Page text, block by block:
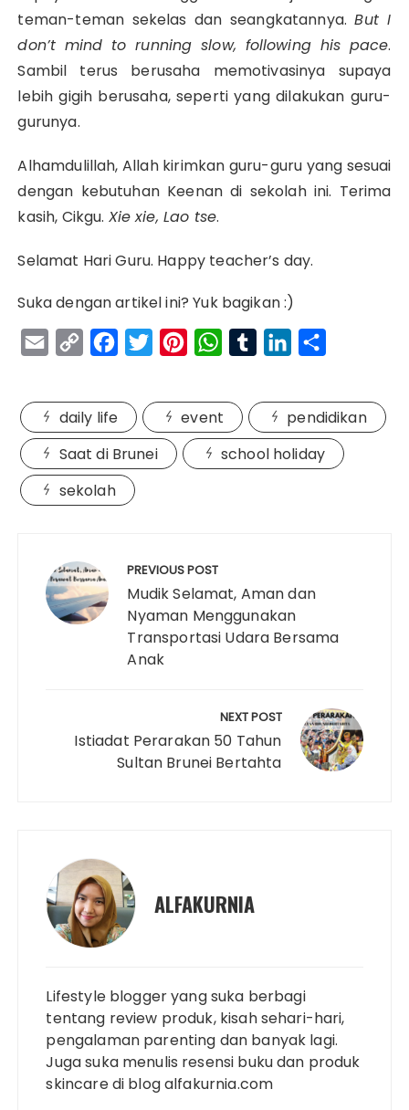
teman-teman sekelas dan seangkatannya.But I
don’t mind to running slow, following his pace.
Sambil terus berusaha memotivasinya supaya
lebih gigih berusaha, seperti yang dilakukan guru-
gurunya.
Alhamdulillah, Allah kirimkan guru-guru yang sesuai
dengan kebutuhan Keenan di sekolah ini. Terima
kasih, Cikgu. Xie xie, Lao tse.
Selamat Hari Guru. Happy teacher’s day.
Suka dengan artikel ini? Yuk bagikan :)
a
i
l
C
p
y
L
i
n
c
b
o
o
i
t
n
t
t
a
t
s
m
l
n
k
e
a
r
daily life event
pendidikan
Saat di Brunei
school holiday
sekolah
pos PREVIOUS POST
Mudik Selamat, Aman dan
Nyaman Menggunakan
Transportasi Udara Bersama
Anak
NEXT POST
Istiadat Perarakan 50 Tahun
Sultan Brunei Bertahta
ALFAKURNIA
Lifestyle blogger yang suka berbagi
tentang review produk, kisah sehari-hari,
pengalaman parenting dan banyak lagi.
Juga suka menulis resensi buku dan produk
skincare di blog alfakurnia.com